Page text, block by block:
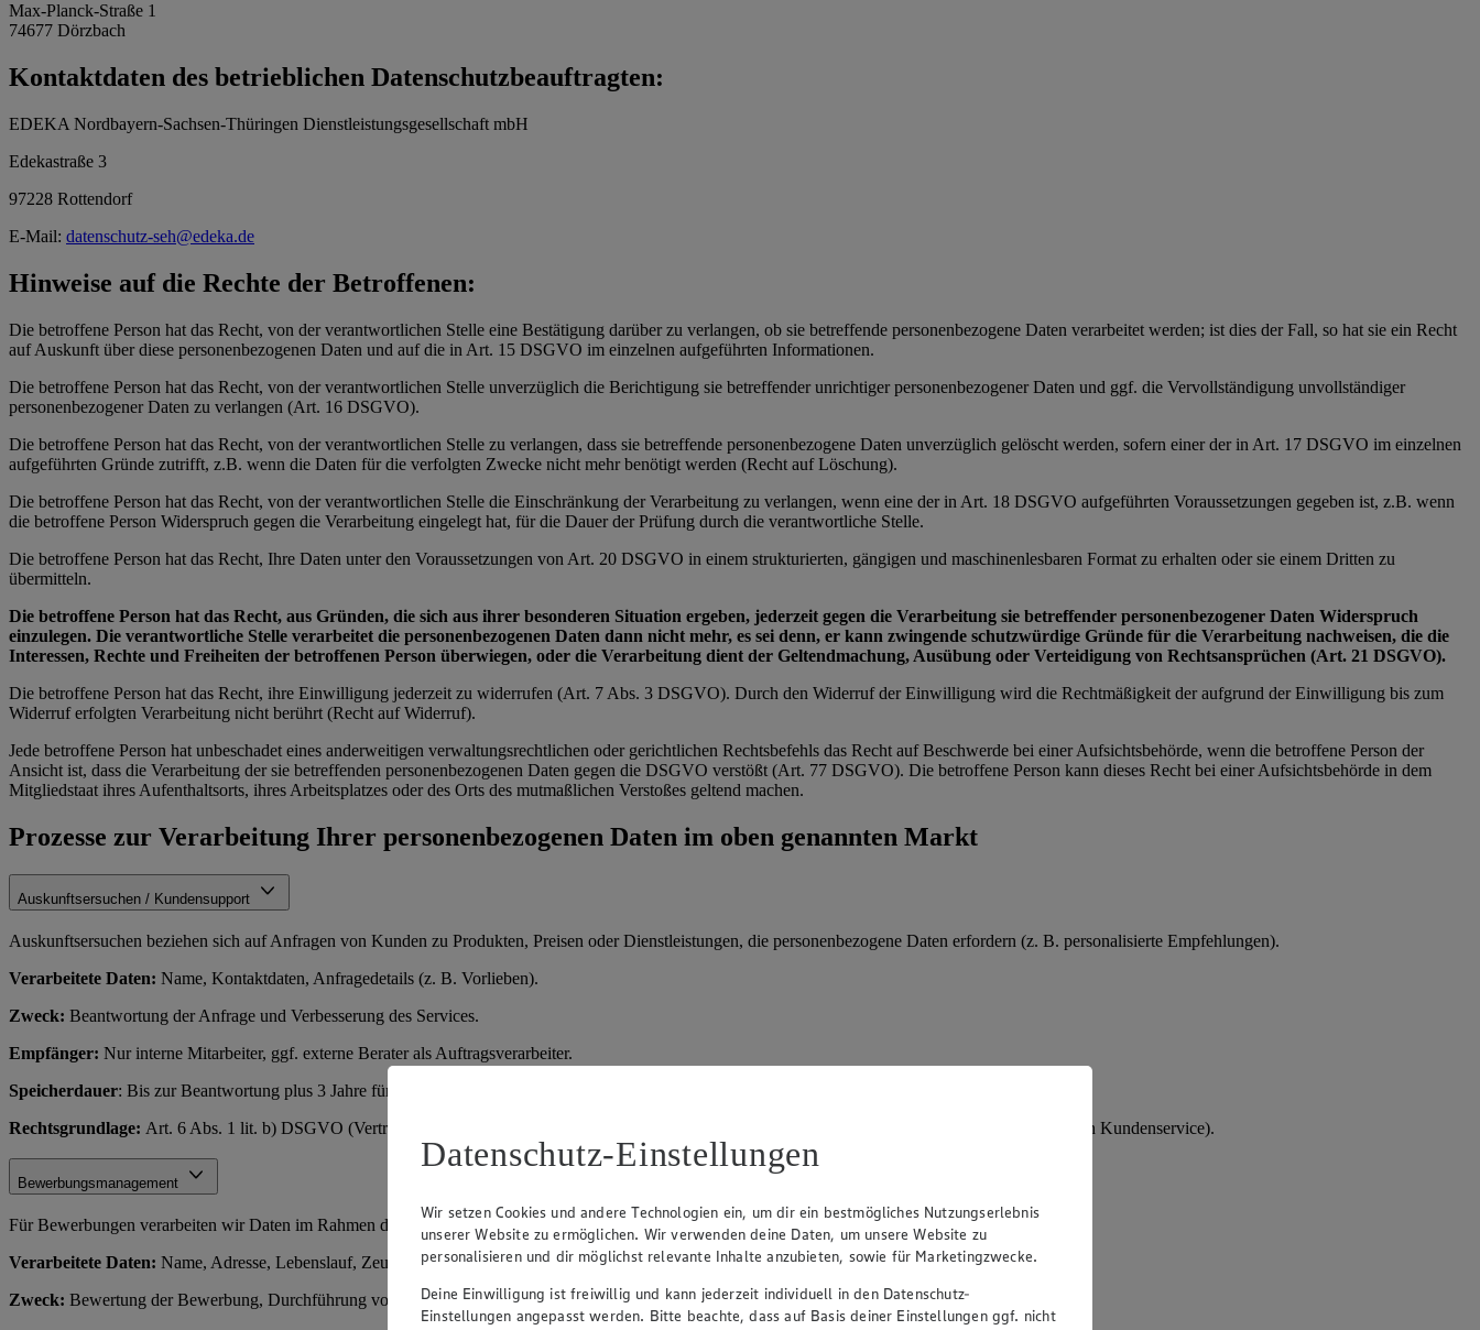
Max-Planck-Straße 1
74677 Dörzbach
Kontaktdaten des betrieblichen Datenschutzbeauftragten:
EDEKA Nordbayern-Sachsen-Thüringen Dienstleistungsgesellschaft mbH
Edekastraße 3
97228 Rottendorf
E-Mail: datenschutz-seh@edeka.de
Hinweise auf die Rechte der Betroffenen:
Die betroffene Person hat das Recht, von der verantwortlichen Stelle eine Bestätigung darüber zu verlangen, ob sie betreffende personenbezogene Daten verarbeitet werden; ist dies der Fall, so hat sie ein Recht
auf Auskunft über diese personenbezogenen Daten und auf die in Art. 15 DSGVO im einzelnen aufgeführten Informationen.
Die betroffene Person hat das Recht, von der verantwortlichen Stelle unverzüglich die Berichtigung sie betreffender unrichtiger personenbezogener Daten und ggf. die Vervollständigung unvollständiger
personenbezogener Daten zu verlangen (Art. 16 DSGVO).
Die betroffene Person hat das Recht, von der verantwortlichen Stelle zu verlangen, dass sie betreffende personenbezogene Daten unverzüglich gelöscht werden, sofern einer der in Art. 17 DSGVO im einzelnen
aufgeführten Gründe zutrifft, z.B. wenn die Daten für die verfolgten Zwecke nicht mehr benötigt werden (Recht auf Löschung).
Die betroffene Person hat das Recht, von der verantwortlichen Stelle die Einschränkung der Verarbeitung zu verlangen, wenn eine der in Art. 18 DSGVO aufgeführten Voraussetzungen gegeben ist, z.B. wenn
die betroffene Person Widerspruch gegen die Verarbeitung eingelegt hat, für die Dauer der Prüfung durch die verantwortliche Stelle.
Die betroffene Person hat das Recht, Ihre Daten unter den Voraussetzungen von Art. 20 DSGVO in einem strukturierten, gängigen und maschinenlesbaren Format zu erhalten oder sie einem Dritten zu
übermitteln.
Die betroffene Person hat das Recht, aus Gründen, die sich aus ihrer besonderen Situation ergeben, jederzeit gegen die Verarbeitung sie betreffender personenbezogener Daten Widerspruch
einzulegen. Die verantwortliche Stelle verarbeitet die personenbezogenen Daten dann nicht mehr, es sei denn, er kann zwingende schutzwürdige Gründe für die Verarbeitung nachweisen, die die
Interessen, Rechte und Freiheiten der betroffenen Person überwiegen, oder die Verarbeitung dient der Geltendmachung, Ausübung oder Verteidigung von Rechtsansprüchen (Art. 21 DSGVO).
Die betroffene Person hat das Recht, ihre Einwilligung jederzeit zu widerrufen (Art. 7 Abs. 3 DSGVO). Durch den Widerruf der Einwilligung wird die Rechtmäßigkeit der aufgrund der Einwilligung bis zum
Widerruf erfolgten Verarbeitung nicht berührt (Recht auf Widerruf).
Jede betroffene Person hat unbeschadet eines anderweitigen verwaltungsrechtlichen oder gerichtlichen Rechtsbefehls das Recht auf Beschwerde bei einer Aufsichtsbehörde, wenn die betroffene Person der
Ansicht ist, dass die Verarbeitung der sie betreffenden personenbezogenen Daten gegen die DSGVO verstößt (Art. 77 DSGVO). Die betroffene Person kann dieses Recht bei einer Aufsichtsbehörde in dem
Mitgliedstaat ihres Aufenthaltsorts, ihres Arbeitsplatzes oder des Orts des mutmaßlichen Verstoßes geltend machen.
Prozesse zur Verarbeitung Ihrer personenbezogenen Daten im oben genannten Markt
Auskunftsersuchen / Kundensupport
Auskunftsersuchen beziehen sich auf Anfragen von Kunden zu Produkten, Preisen oder Dienstleistungen, die personenbezogene Daten erfordern (z. B. personalisierte Empfehlungen).
Verarbeitete Daten: Name, Kontaktdaten, Anfragedetails (z. B. Vorlieben).
Zweck: Beantwortung der Anfrage und Verbesserung des Services.
Empfänger: Nur interne Mitarbeiter, ggf. externe Berater als Auftragsverarbeiter.
Speicherdauer: Bis zur Beantwortung plus 3 Jahre für Nachverfolgung, danach Löschung.
Rechtsgrundlage: Art. 6 Abs. 1 lit. b) DSGVO (Vertragserfüllung oder vorvertragliche Maßnahmen); Art. 6 Abs. 1 lit. f) DSGVO (berechtigtes Interesse an Kundenservice).
Bewerbungsmanagement
Für Bewerbungen verarbeiten wir Daten im Rahmen des Einstellungsprozesses.
Verarbeitete Daten: Name, Adresse, Lebenslauf, Zeugnisse, Kontaktdaten, Qualifikationen.
Zweck: Bewertung der Bewerbung, Durchführung von Vorstellungsgesprächen und Entscheidung über Einstellung.
Datenschutz-Einstellungen
Wir setzen Cookies und andere Technologien ein, um dir ein bestmögliches Nutzungserlebnis
unserer Website zu ermöglichen. Wir verwenden deine Daten, um unsere Website zu
personalisieren und dir möglichst relevante Inhalte anzubieten, sowie für Marketingzwecke.
Deine Einwilligung ist freiwillig und kann jederzeit individuell in den Datenschutz-
Einstellungen angepasst werden. Bitte beachte, dass auf Basis deiner Einstellungen ggf. nicht